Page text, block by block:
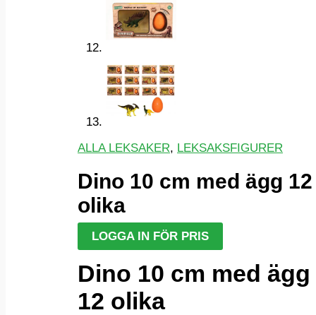
ALLA LEKSAKER, LEKSAKSFIGURER
Dino 10 cm med ägg 12
olika
LOGGA IN FÖR PRIS
Dino 10 cm med ägg
12 olika